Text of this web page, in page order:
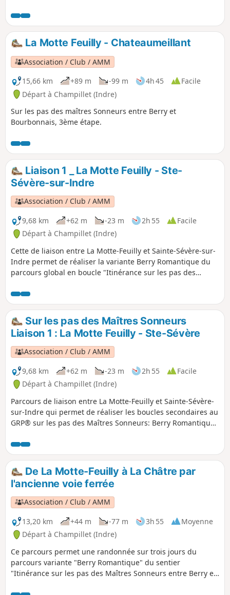
La Motte Feuilly - Chateaumeillant
Association / Club / AMM
15,66 km
+89 m -99 m 4h 45
Facile
Départ à Champillet (Indre)
Sur les pas des maîtres Sonneurs entre Berry et
Bourbonnais, 3ème étape.
Liaison 1 _ La Motte Feuilly - Ste-
Sévère-sur-Indre
Association / Club / AMM
9,68 km
+62 m -23 m 2h 55
Facile
Départ à Champillet (Indre)
Cette de liaison entre La Motte-Feuilly et Sainte-Sévère-sur-
Indre permet de réaliser la variante Berry Romantique du
parcours global en boucle "Itinérance sur les pas des
Sur les pas des Maîtres Sonneurs
Liaison 1 : La Motte Feuilly - Ste-Sévère
Association / Club / AMM
9,68 km
+62 m -23 m 2h 55
Facile
Départ à Champillet (Indre)
Parcours de liaison entre La Motte-Feuilly et Sainte-Sévère-
sur-Indre qui permet de réaliser les boucles secondaires au
GRP® sur les pas des Maîtres Sonneurs: Berry Romantique
De La Motte-Feuilly à La Châtre par
l'ancienne voie ferrée
Association / Club / AMM
13,20 km
+44 m -77 m 3h 55
Moyenne
Départ à Champillet (Indre)
Ce parcours permet une randonnée sur trois jours du
parcours variante "Berry Romantique" du sentier
"Itinérance sur les pas des Maîtres Sonneurs entre Berry et